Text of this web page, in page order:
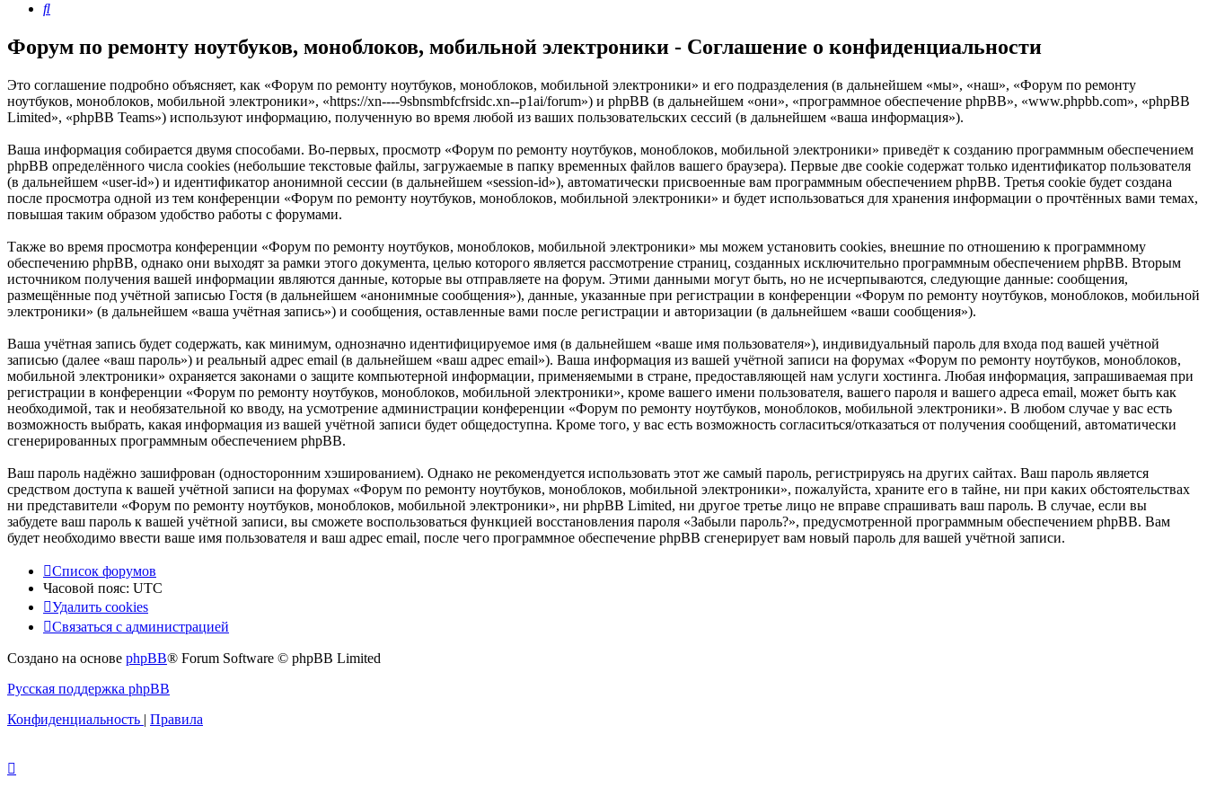
Поиск
Форум по ремонту ноутбуков, моноблоков, мобильной электроники - Соглашение о конфиденциальности
Это соглашение подробно объясняет, как «Форум по ремонту ноутбуков, моноблоков, мобильной электроники» и его подразделения (в дальнейшем «мы», «наш», «Форум по ремонту
ноутбуков, моноблоков, мобильной электроники», «https://xn----9sbnsmbfcfrsidc.xn--p1ai/forum») и phpBB (в дальнейшем «они», «программное обеспечение phpBB», «www.phpbb.com», «phpBB
Limited», «phpBB Teams») используют информацию, полученную во время любой из ваших пользовательских сессий (в дальнейшем «ваша информация»).
Ваша информация собирается двумя способами. Во-первых, просмотр «Форум по ремонту ноутбуков, моноблоков, мобильной электроники» приведёт к созданию программным обеспечением
phpBB определённого числа cookies (небольшие текстовые файлы, загружаемые в папку временных файлов вашего браузера). Первые две cookie содержат только идентификатор пользователя
(в дальнейшем «user-id») и идентификатор анонимной сессии (в дальнейшем «session-id»), автоматически присвоенные вам программным обеспечением phpBB. Третья cookie будет создана
после просмотра одной из тем конференции «Форум по ремонту ноутбуков, моноблоков, мобильной электроники» и будет использоваться для хранения информации о прочтённых вами темах,
повышая таким образом удобство работы с форумами.
Также во время просмотра конференции «Форум по ремонту ноутбуков, моноблоков, мобильной электроники» мы можем установить cookies, внешние по отношению к программному
обеспечению phpBB, однако они выходят за рамки этого документа, целью которого является рассмотрение страниц, созданных исключительно программным обеспечением phpBB. Вторым
источником получения вашей информации являются данные, которые вы отправляете на форум. Этими данными могут быть, но не исчерпываются, следующие данные: сообщения,
размещённые под учётной записью Гостя (в дальнейшем «анонимные сообщения»), данные, указанные при регистрации в конференции «Форум по ремонту ноутбуков, моноблоков, мобильной
электроники» (в дальнейшем «ваша учётная запись») и сообщения, оставленные вами после регистрации и авторизации (в дальнейшем «ваши сообщения»).
Ваша учётная запись будет содержать, как минимум, однозначно идентифицируемое имя (в дальнейшем «ваше имя пользователя»), индивидуальный пароль для входа под вашей учётной
записью (далее «ваш пароль») и реальный адрес email (в дальнейшем «ваш адрес email»). Ваша информация из вашей учётной записи на форумах «Форум по ремонту ноутбуков, моноблоков,
мобильной электроники» охраняется законами о защите компьютерной информации, применяемыми в стране, предоставляющей нам услуги хостинга. Любая информация, запрашиваемая при
регистрации в конференции «Форум по ремонту ноутбуков, моноблоков, мобильной электроники», кроме вашего имени пользователя, вашего пароля и вашего адреса email, может быть как
необходимой, так и необязательной ко вводу, на усмотрение администрации конференции «Форум по ремонту ноутбуков, моноблоков, мобильной электроники». В любом случае у вас есть
возможность выбрать, какая информация из вашей учётной записи будет общедоступна. Кроме того, у вас есть возможность согласиться/отказаться от получения сообщений, автоматически
сгенерированных программным обеспечением phpBB.
Ваш пароль надёжно зашифрован (односторонним хэшированием). Однако не рекомендуется использовать этот же самый пароль, регистрируясь на других сайтах. Ваш пароль является
средством доступа к вашей учётной записи на форумах «Форум по ремонту ноутбуков, моноблоков, мобильной электроники», пожалуйста, храните его в тайне, ни при каких обстоятельствах
ни представители «Форум по ремонту ноутбуков, моноблоков, мобильной электроники», ни phpBB Limited, ни другое третье лицо не вправе спрашивать ваш пароль. В случае, если вы
забудете ваш пароль к вашей учётной записи, вы сможете воспользоваться функцией восстановления пароля «Забыли пароль?», предусмотренной программным обеспечением phpBB. Вам
будет необходимо ввести ваше имя пользователя и ваш адрес email, после чего программное обеспечение phpBB сгенерирует вам новый пароль для вашей учётной записи.
Список форумов
Часовой пояс: UTC
Удалить cookies
Связаться
администрацией
Связаться с администрацией
Создано на основе phpBB® Forum Software © phpBB Limited
Русская поддержка phpBB
Конфиденциальность | Правила